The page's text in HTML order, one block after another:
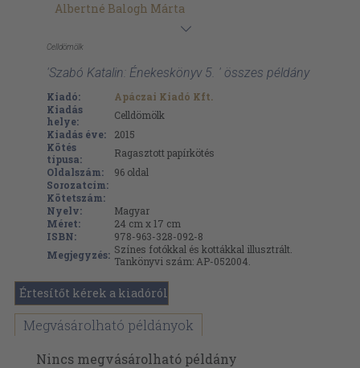
Albertné Balogh Márta
Celldömölk
'Szabó Katalin: Énekeskönyv 5. ' összes példány
Kiadó:
Apáczai Kiadó Kft.
Kiadás
helye:
Celldömölk
Kiadás éve:
2015
Kötés
típusa:
Ragasztott papírkötés
Oldalszám:
96 oldal
Sorozatcím:
Kötetszám:
Nyelv:
Magyar
Méret:
24 cm x 17 cm
ISBN:
978-963-328-092-8
Megjegyzés: Színes fotókkal és kottákkal illusztrált.
Tankönyvi szám: AP-052004.
Értesítőt kérek a kiadóról
Megvásárolható példányok
Nincs megvásárolható példány